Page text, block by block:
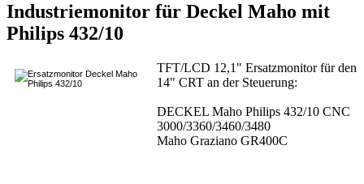
Industriemonitor für Deckel Maho mit
Philips 432/10
TFT/LCD 12,1" Ersatzmonitor für den
14" CRT an der Steuerung:
DECKEL Maho Philips 432/10 CNC
3000/3360/3460/3480
Maho Graziano GR400C